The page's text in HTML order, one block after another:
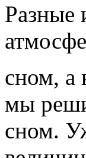
Разные
сном, а
мы
сном.